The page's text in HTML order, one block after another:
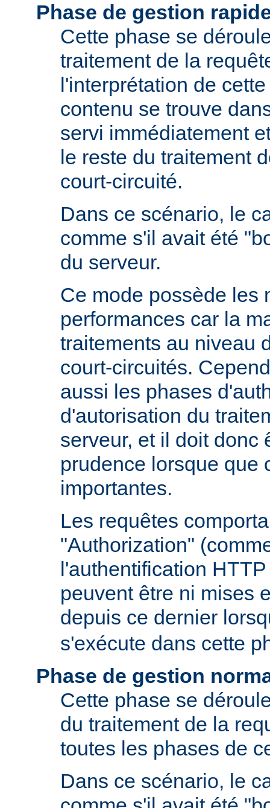
Phase de gestion
Cette phase se
traitement de la
l'interprétation de
contenu se trouve
servi immédiatement
le reste du traitement
court-circuité.
Dans ce scénario, le
comme s'il avait été
du serveur.
Ce mode possède les
performances car la
traitements au niveau
court-circuités.
aussi les phases
d'autorisation du
serveur, et il doit donc
prudence lorsque que
importantes.
Les requêtes
"Authorization"
l'authentification
peuvent être ni mises
depuis ce dernier
s'exécute dans cette
Phase de gestion
Cette phase se
du traitement de la
toutes les phases de
Dans ce scénario, le